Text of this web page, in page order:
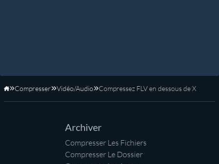
Accueil
Compresser Vidéo/Audio Compressez FLV en dessous de X
Archiver
Compresser Les Fichiers
Compresser Le Dossier